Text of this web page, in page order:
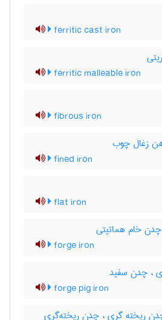
ferritic cast iron
ferritic malleable iron
fibrous iron
زغال چوب
fined iron
flat iron
خام هماتیتی
forge iron
، چدن سفید
forge pig iron
ریخته گری ، چدن ریخته‌گری